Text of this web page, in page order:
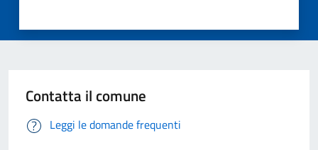
Contatta il comune
Leggi le domande frequenti